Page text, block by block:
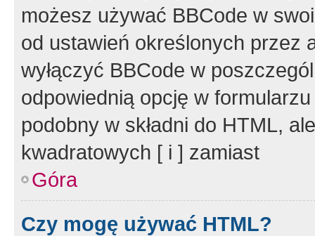
możesz używać BBCode w
od ustawień określonych przez
wyłączyć BBCode w
odpowiednią opcję w
podobny w składni do HTML,
kwadratowych [ i ] zamiast
Góra
Czy mogę używać HTML?